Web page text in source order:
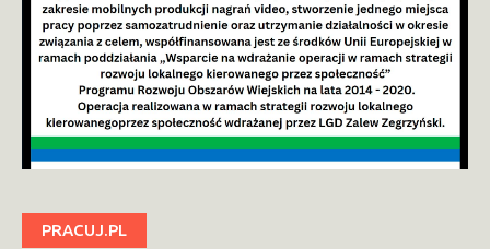
PRACUJ.PL